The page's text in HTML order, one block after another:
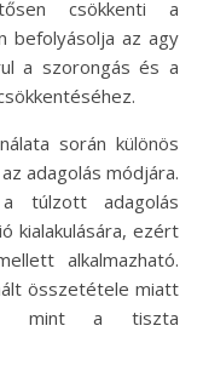
csökkenti a
befolyásolja az agy
a szorongás és a
során különös
adagolás módjára.
túlzott adagolás
kialakulására, ezért
alkalmazható.
összetétele miatt
mint a tiszta